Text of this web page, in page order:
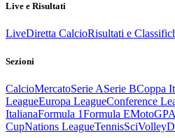
Live e Risultati
LiveDiretta CalcioRisultati e
Sezioni
CalcioMercatoSerie ASerie BCoppa
LeagueEuropa LeagueConference
ItalianaFormula 1Formula EMotoGP
CupNations LeagueTennisSciVolley